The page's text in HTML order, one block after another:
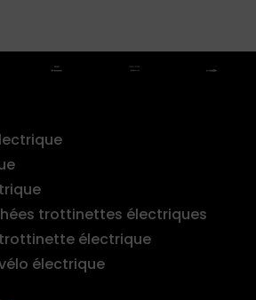
trottinettes électriques
électrique
électrique